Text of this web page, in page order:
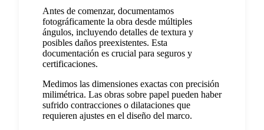
Antes de comenzar, documentamos
fotográficamente la obra desde múltiples
ángulos, incluyendo detalles de textura y
posibles daños preexistentes. Esta
documentación es crucial para seguros y
certificaciones.
Medimos las dimensiones exactas con precisión
milimétrica. Las obras sobre papel pueden haber
sufrido contracciones o dilataciones que
requieren ajustes en el diseño del marco.